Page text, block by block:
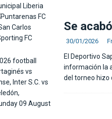
Se
30/01/2026
El Deportivo
información la
del torneo hizo